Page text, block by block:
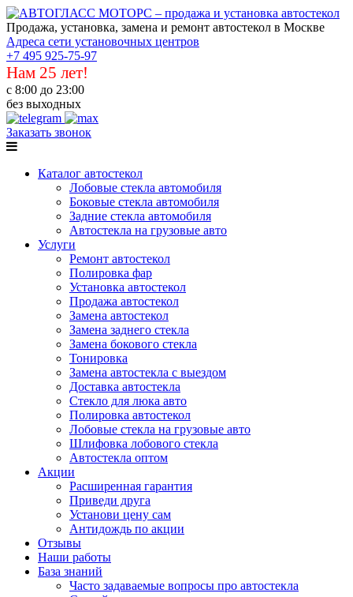
Продажа, установка, замена и ремонт автостекол в Москве
Адреса сети установочных центров
+7 495 925-75-97
Нам 25 лет!
с 8:00 до 23:00
без выходных
Заказать звонок
Каталог автостекол
Лобовые стекла автомобиля
Боковые стекла автомобиля
Задние стекла автомобиля
Автостекла на грузовые авто
Услуги
Ремонт автостекол
Полировка фар
Установка автостекол
Продажа автостекол
Замена автостекол
Замена заднего стекла
Замена бокового стекла
Тонировка
Замена автостекла с выездом
Доставка автостекла
Стекло для люка авто
Полировка автостекол
Лобовые стекла на грузовые авто
Шлифовка лобового стекла
Автостекла оптом
Акции
Расширенная гарантия
Приведи друга
Установи цену сам
Антидождь по акции
Отзывы
Наши работы
База знаний
Часто задаваемые вопросы про автостекла